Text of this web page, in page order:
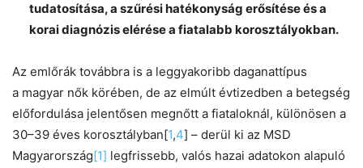
tudatosítása, a szűrési hatékonyság erősítése és a
korai diagnózis elérése a fiatalabb korosztályokban.
Az emlőrák továbbra is a leggyakoribb daganattípus
a magyar nők körében, de az elmúlt évtizedben a betegség
előfordulása jelentősen megnőtt a fiataloknál, különösen a
30–39 éves korosztályban[1,4] – derül ki az MSD
Magyarország[1] legfrissebb, valós hazai adatokon alapuló